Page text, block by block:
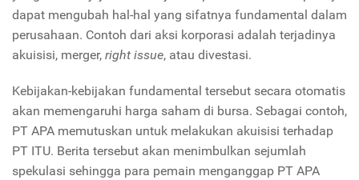
dapat mengubah hal-hal yang sifatnya fundamental dalam
perusahaan. Contoh dari aksi korporasi adalah terjadinya
akuisisi, merger, right issue, atau divestasi.
Kebijakan-kebijakan fundamental tersebut secara otomatis
akan memengaruhi harga saham di bursa. Sebagai contoh,
PT APA memutuskan untuk melakukan akuisisi terhadap
PT ITU. Berita tersebut akan menimbulkan sejumlah
spekulasi sehingga para pemain menganggap PT APA